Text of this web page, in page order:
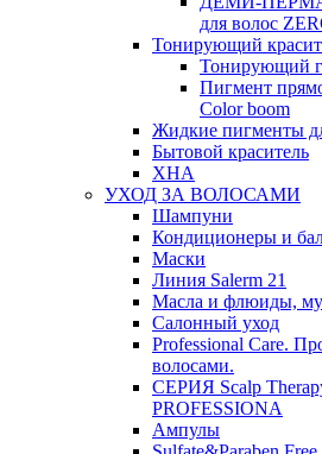
для волос
Тонирующий
Тонирующий
Пигмент
Color boom
Жидкие пигменты
Бытовой краситель
ХНА
УХОД ЗА ВОЛОСАМИ
Шампуни
Кондиционеры и
Маски
Линия Salerm 21
Масла и флюиды,
Салонный уход
Professional Care.
волосами.
СЕРИЯ Scalp
PROFESSIONA
Ампулы